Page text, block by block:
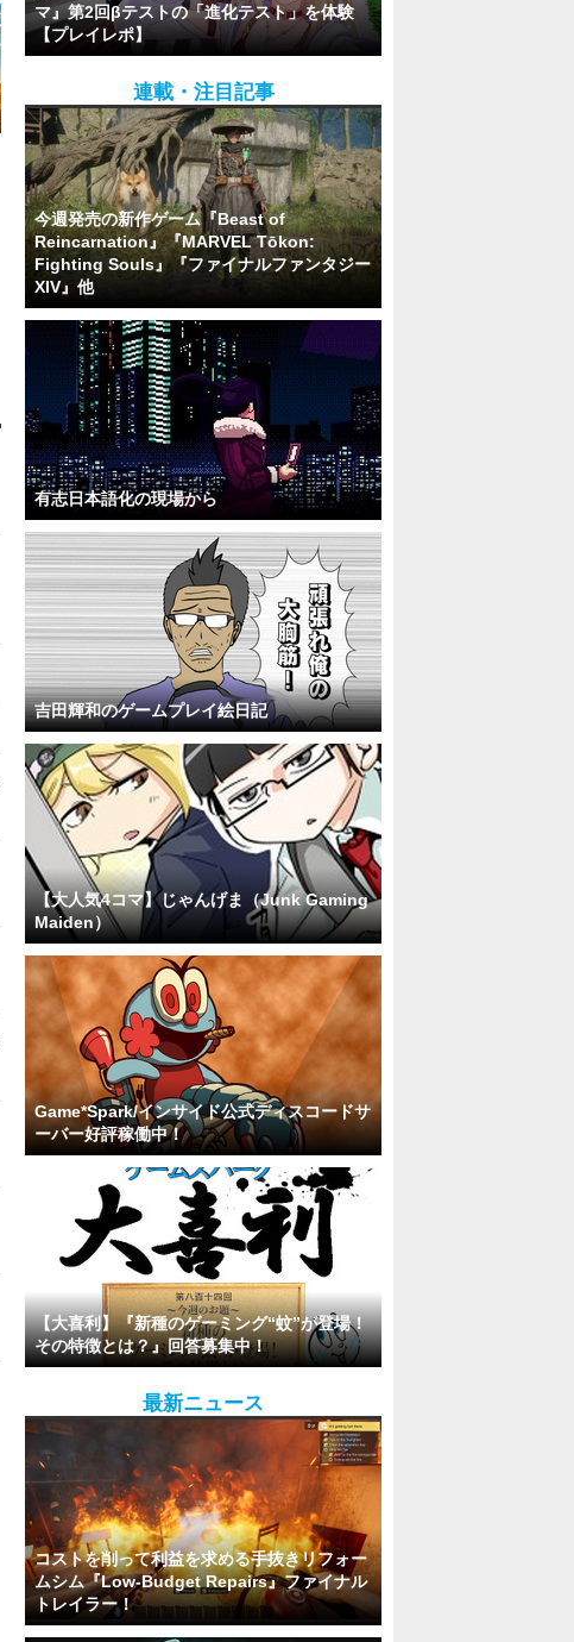
マ』第2回βテストの「進化テスト」を体験
【プレイレポ】
連載・注目記事
今週発売の新作ゲーム『Beast of
Reincarnation』『MARVEL Tōkon:
Fighting Souls』『ファイナルファンタジー
XIV』他
有志日本語化の現場から
吉田輝和のゲームプレイ絵日記
【大人気4コマ】じゃんげま（Junk Gaming
Maiden）
Game*Spark/インサイド公式ディスコードサ
ーバー好評稼働中！
【大喜利】『新種のゲーミング“蚊”が登場！
その特徴とは？』回答募集中！
最新ニュース
コストを削って利益を求める手抜きリフォー
ムシム『Low-Budget Repairs』ファイナル
トレイラー！